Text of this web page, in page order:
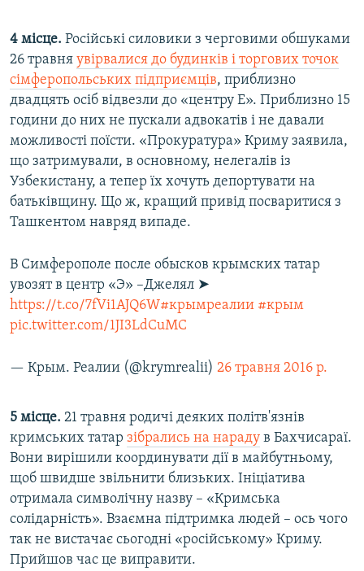
​4 місце. Російські силовики з черговими обшуками
26 травня увірвалися до будинків і торгових точок
сімферопольських підприємців, приблизно
двадцять осіб відвезли до «центру Е». Приблизно 15
години до них не пускали адвокатів і не давали
можливості поїсти. «Прокуратура» Криму заявила,
що затримували, в основному, нелегалів із
Узбекистану, а тепер їх хочуть депортувати на
батьківщину. Що ж, кращий привід посваритися з
Ташкентом навряд випаде.
В Симферополе после обысков крымских татар
увозят в центр «Э» –Джелял ➤
https://t.co/7fVi1AJQ6W#крымреалии #крым
pic.twitter.com/1JI3LdCuMC
— Крым. Реалии (@krymrealii) 26 травня 2016 р.
5 місце. 21 травня родичі деяких політв'язнів
кримських татар зібрались на нараду в Бахчисараї.
Вони вирішили координувати дії в майбутньому,
щоб швидше звільнити близьких. Ініціатива
отримала символічну назву – «Кримська
солідарність». Взаємна підтримка людей – ось чого
так не вистачає сьогодні «російському» Криму.
Прийшов час це виправити.